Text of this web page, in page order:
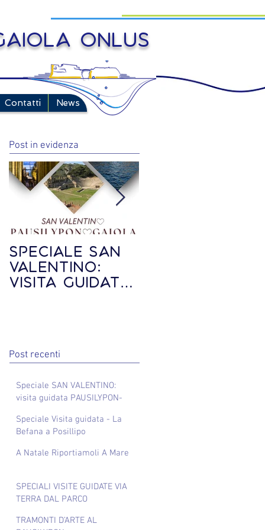
onlus
Contatti News
Post in evidenza
Speciale SAN
VALENTINO:
visita guidata
Post recenti
Speciale SAN VALENTINO:
visita guidata PAUSILYPON-
Speciale Visita guidata - La
Befana a Posillipo
A Natale Riportiamoli A Mare
SPECIALI VISITE GUIDATE VIA
TERRA DAL PARCO
PAUSILYPON AL PARCO
TRAMONTI D’ARTE AL